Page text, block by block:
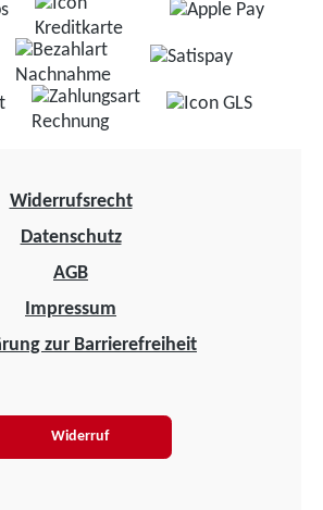
Widerrufsrecht
Datenschutz
AGB
Impressum
zur Barrierefreiheit
Widerruf